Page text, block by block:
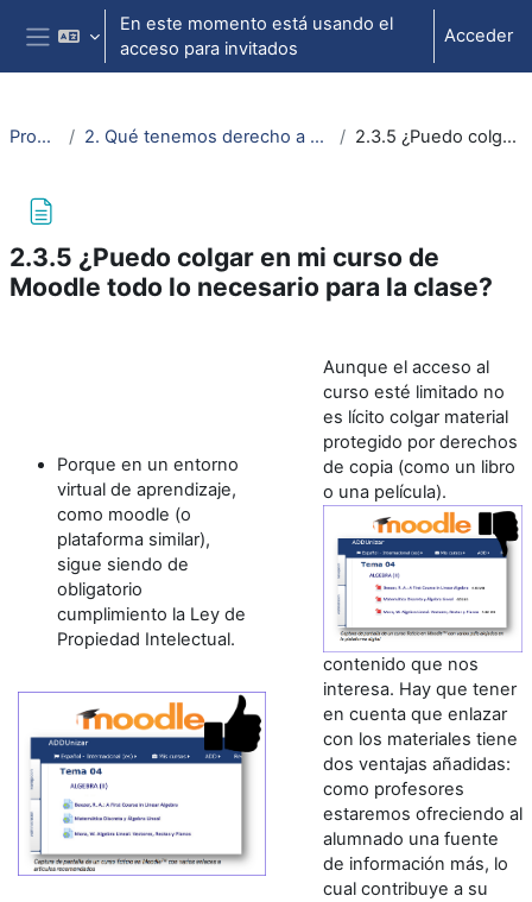
Salta al contenido principal
Panel lateral
En este momento está usando el
acceso para invitados
Acceder
Propiedad intelectual 2. Qué tenemos derecho a hacer (¿qué podemos usar en clase, en el aula virtual o en trabajos académicos?) 2.3.5 ¿Puedo colgar en mi curso de Moodle todo lo necesario para la clase?
2.3.5 ¿Puedo colgar en mi curso de
Moodle todo lo necesario para la clase?
Porque en un entorno
virtual de aprendizaje,
como moodle (o
plataforma similar),
sigue siendo de
obligatorio
cumplimiento la Ley de
Propiedad Intelectual.
Aunque el acceso al
curso esté limitado no
es lícito colgar material
protegido por derechos
de copia (como un libro
o una película).
contenido que nos
interesa. Hay que tener
en cuenta que enlazar
con los materiales tiene
dos ventajas añadidas:
como profesores
estaremos ofreciendo al
alumnado una fuente
de información más, lo
cual contribuye a su